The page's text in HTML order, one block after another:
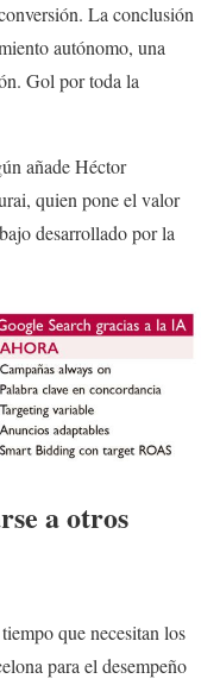
La conclusión
autónomo, una
Gol por toda la
añade Héctor
quien pone el valor
desarrollado por la
a otros
que necesitan los
para el desempeño